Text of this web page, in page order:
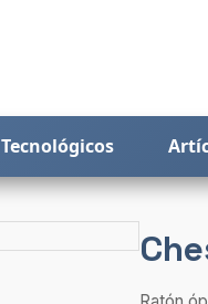
Tecnológicos